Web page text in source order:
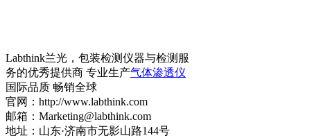
Labthink兰光，包装检测仪器与检测服
务的优秀提供商 专业生产气体渗透仪
国际品质 畅销全球
官网：http://www.labthink.com
邮箱：Marketing@labthink.com
地址：山东·济南市无影山路144号